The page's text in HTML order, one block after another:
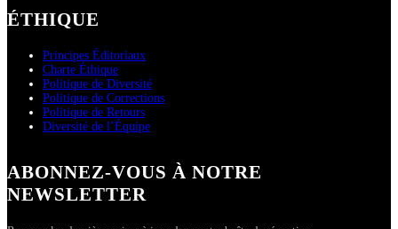
ÉTHIQUE
Principes Éditoriaux
Charte Éthique
Politique de Diversité
Politique de Corrections
Politique de Retours
Diversité de l’Équipe
ABONNEZ-VOUS À NOTRE
NEWSLETTER